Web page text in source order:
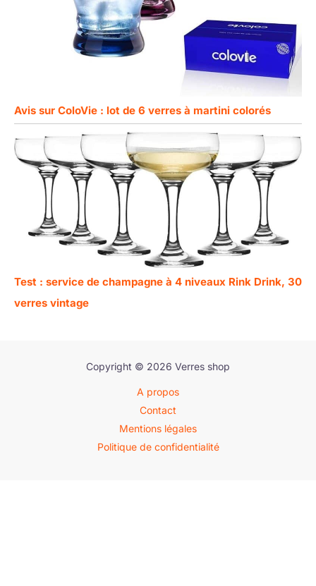
Avis sur ColoVie : lot de 6 verres à martini colorés
Test : service de champagne à 4 niveaux Rink Drink, 30
verres vintage
Copyright © 2026 Verres shop
A propos
Contact
Mentions légales
Politique de confidentialité